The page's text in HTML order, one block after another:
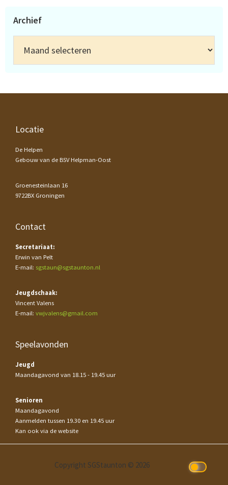
Archief
Footer
Locatie
De Helpen
Gebouw van de BSV Helpman-Oost
Groenesteinlaan 16
9722BX Groningen
Contact
Secretariaat:
Erwin van Pelt
E-mail: sgstaun@sgstaunton.nl
Jeugdschaak:
Vincent Valens
E-mail: vwjvalens@gmail.com
Speelavonden
Jeugd
Maandagavond van 18.15 - 19.45 uur
Senioren
Maandagavond
Aanmelden tussen 19.30 en 19.45 uur
Kan ook via de website
Copyright SGStaunton © 2026